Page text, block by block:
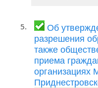
5.
Об
разрешения
также
приема
организациях